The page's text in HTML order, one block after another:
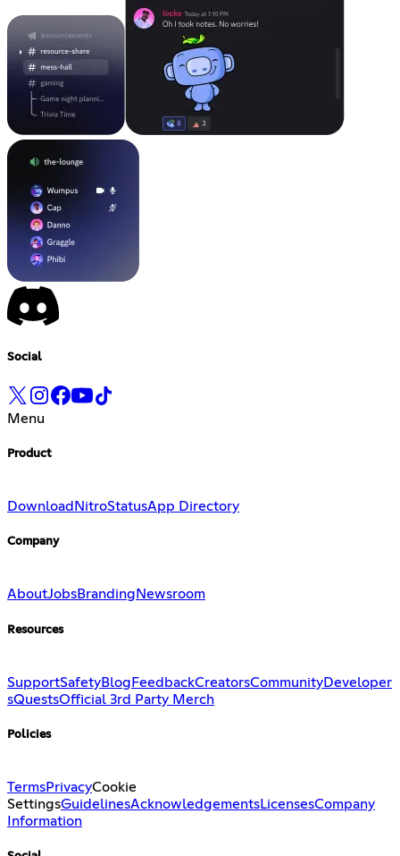
Social
Menu
Product
Download NitroStatusApp Directory
Company
AboutJobsBranding Newsroom
Resources
SupportSafetyBlog FeedbackCreatorsCommunityDeveloper
sQuestsOfficial 3rd Party Merch
Policies
TermsPrivacyCookie
SettingsGuidelinesAcknowledgementsLicensesCompany
Information